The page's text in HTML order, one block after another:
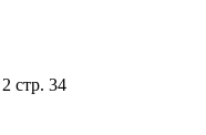
стр. 34